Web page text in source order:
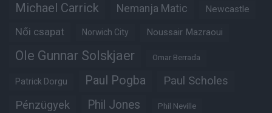
Michael Carrick Nemanja Matic Newcastle
Női csapat Norwich City Noussair Mazraoui
Ole Gunnar Solskjaer Omar Berrada
Patrick Dorgu Paul Pogba Paul Scholes
Pénzügyek Phil Jones Phil Neville